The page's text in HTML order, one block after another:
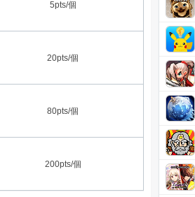
5pts/個
20pts/個
80pts/個
200pts/個